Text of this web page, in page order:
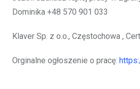
Dominika +48 570 901 033
Klaver Sp. z o.o., Częstochowa ,
Orginalne ogłoszenie o pracę: